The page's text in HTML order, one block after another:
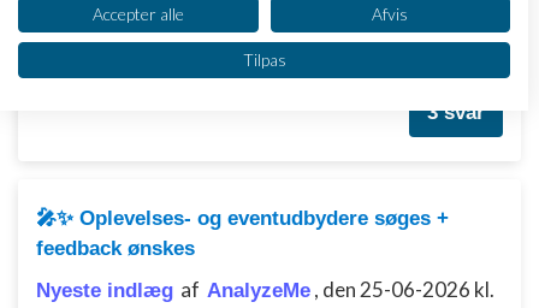
Nyeste indlægaf
den 07-07-2026 kl.
22:29
3 svar
🎤✨ Oplevelses- og eventudbydere søges +
feedback ønskes
Nyeste indlæg af AnalyzeMe , den 25-06-2026 kl.
Se partnerliste (2 IAB-leverandører)
Vi bruger dine data til følgende formål:
IAB's behandlingsformål:
Oprette profiler til tilpasset annoncering
Bruge profiler til at vælge tilpasset
Accepter alle Afvis
Tilpas